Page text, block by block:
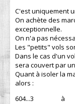
C'est uniquement
On achète des
exceptionnelle.
On n'a pas
Les "petits" vols
Dans le cas d'un
sera couvert par
Quant à isoler la
alors :
604...3 à